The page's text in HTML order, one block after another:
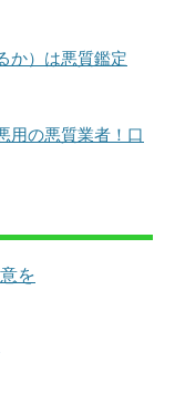
か）は悪質鑑定
用の悪質業者！口
を